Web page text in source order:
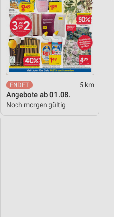
5 km
Angebote ab 01.08.
Noch morgen gültig